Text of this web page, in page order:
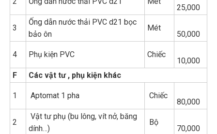
25,000
3
Ống dẫn nước thải PVC d21 bọc
bảo ôn
Mét
50,000
4 Phụ kiện PVC Chiếc
10,000
F
Các vật tư , phụ kiện khác
1 Aptomat 1 pha Chiếc
80,000
2
Vật tư phụ (bu lông, vít nở, băng
dính…)
Bộ
70,000